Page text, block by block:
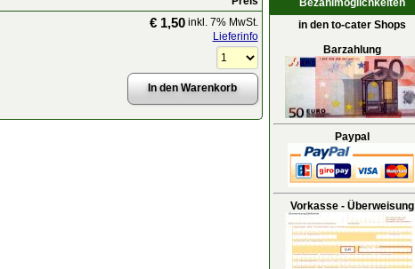
€ 1,50inkl. 7% MwSt.
Lieferinfo
Bezahlmöglichkeiten
in den to-cater Shops
Barzahlung
Paypal
Vorkasse - Überweisung